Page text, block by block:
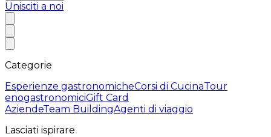
Unisciti a noi
Categorie
Esperienze gastronomicheCorsi di CucinaTour
enogastronomiciGift Card
AziendeTeam BuildingAgenti di viaggio
Lasciati ispirare